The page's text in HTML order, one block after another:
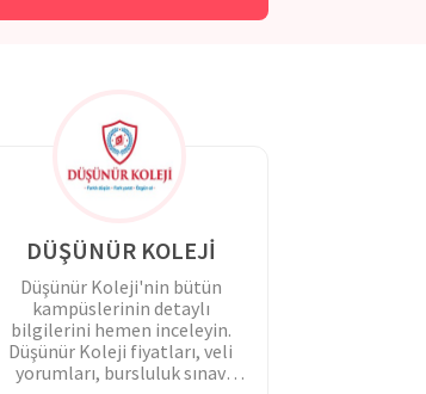
DÜŞÜNÜR KOLEJİ
Düşünür Koleji'nin bütün
kampüslerinin detaylı
bilgilerini hemen inceleyin.
Düşünür Koleji fiyatları, veli
yorumları, bursluluk sınav